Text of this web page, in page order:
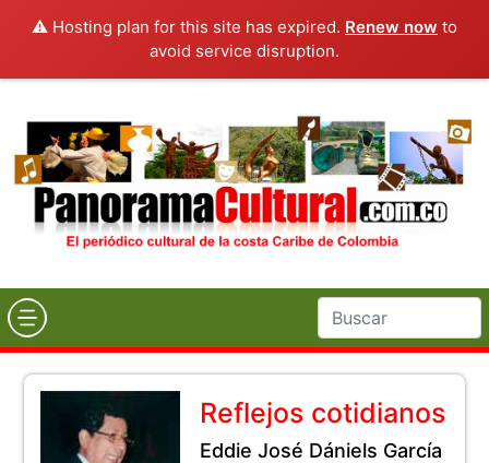
⚠️ Hosting plan for this site has expired. Renew now to
avoid service disruption.
Reflejos cotidianos
Eddie José Dániels García